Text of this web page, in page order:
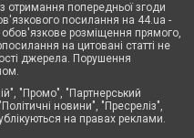
отримання попередньої згоди
посилання на 44.ua -
розміщення прямого,
на цитовані статті не
джерела. Порушення
"Промо", "Партнерський
новини", "Пресреліз",
на правах реклами.